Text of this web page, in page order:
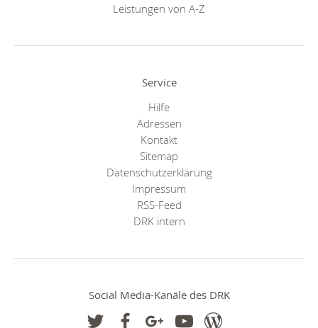
Leistungen von A-Z
Service
Hilfe
Adressen
Kontakt
Sitemap
Datenschutzerklärung
Impressum
RSS-Feed
DRK intern
Social Media-Kanäle des DRK